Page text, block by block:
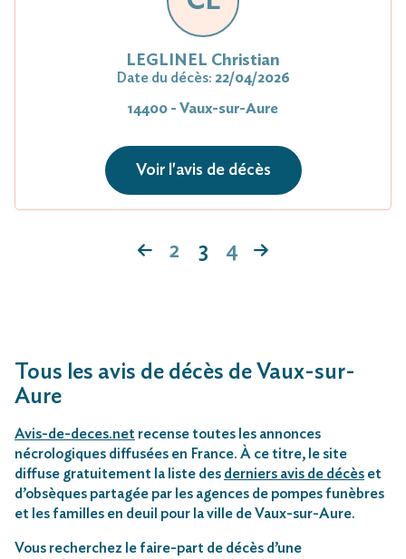
LEGLINEL Christian
Date du décès: 22/04/2026
14400 - Vaux-sur-Aure
Voir l'avis de décès
2 3 4
Tous les avis de décès de Vaux-sur-
Aure
Avis-de-deces.net recense toutes les annonces
nécrologiques diffusées en France. À ce titre, le site
diffuse gratuitement la liste des derniers avis de décès et
d’obsèques partagée par les agences de pompes funèbres
et les familles en deuil pour la ville de Vaux-sur-Aure.
Vous recherchez le faire-part de décès d’une